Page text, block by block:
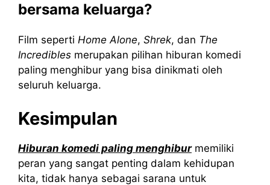
bersama keluarga?
Film seperti Home Alone, Shrek, dan The
Incredibles merupakan pilihan hiburan komedi
paling menghibur yang bisa dinikmati oleh
seluruh keluarga.
Kesimpulan
Hiburan komedi paling menghiburmemiliki
peran yang sangat penting dalam kehidupan
kita, tidak hanya sebagai sarana untuk